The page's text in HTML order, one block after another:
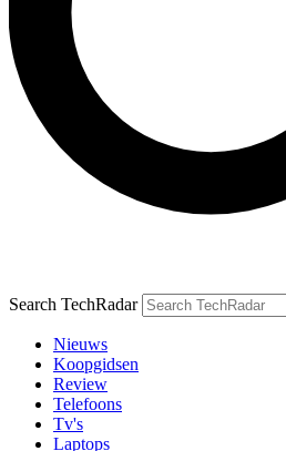
Search TechRadar
Nieuws
Koopgidsen
Review
Telefoons
Tv's
Laptops